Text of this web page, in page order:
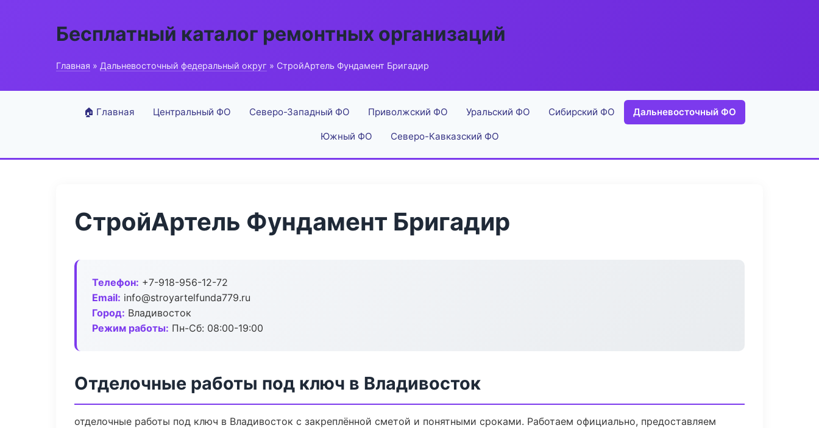
Бесплатный каталог ремонтных организаций
Главная » Дальневосточный федеральный округ » СтройАртель Фундамент Бригадир
🏠 Главная Центральный ФО Северо-Западный ФО Приволжский ФО Уральский ФО Сибирский ФО Дальневосточный ФО
Южный ФО Северо-Кавказский ФО
СтройАртель Фундамент Бригадир
Телефон: +7-918-956-12-72
Email: info@stroyartelfunda779.ru
Город: Владивосток
Режим работы: Пн-Сб: 08:00-19:00
Отделочные работы под ключ в Владивосток
отделочные работы под ключ в Владивосток с закреплённой сметой и понятными сроками. Работаем официально, предоставляем